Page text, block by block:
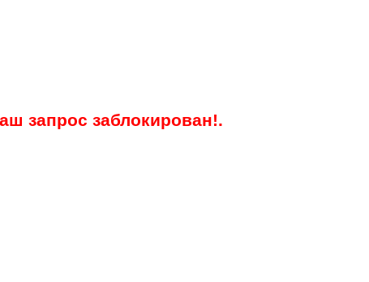
запрос заблокирован!.